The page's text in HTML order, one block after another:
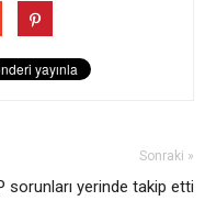
Sonraki »
sorunları yerinde takip etti